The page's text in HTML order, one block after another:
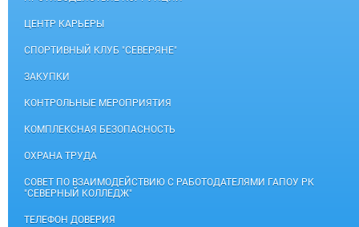
ЦЕНТР КАРЬЕРЫ
СПОРТИВНЫЙ КЛУБ "СЕВЕРЯНЕ"
ЗАКУПКИ
КОНТРОЛЬНЫЕ МЕРОПРИЯТИЯ
КОМПЛЕКСНАЯ БЕЗОПАСНОСТЬ
ОХРАНА ТРУДА
СОВЕТ ПО ВЗАИМОДЕЙСТВИЮ С РАБОТОДАТЕЛЯМИ ГАПОУ РК
"СЕВЕРНЫЙ КОЛЛЕДЖ"
ТЕЛЕФОН ДОВЕРИЯ